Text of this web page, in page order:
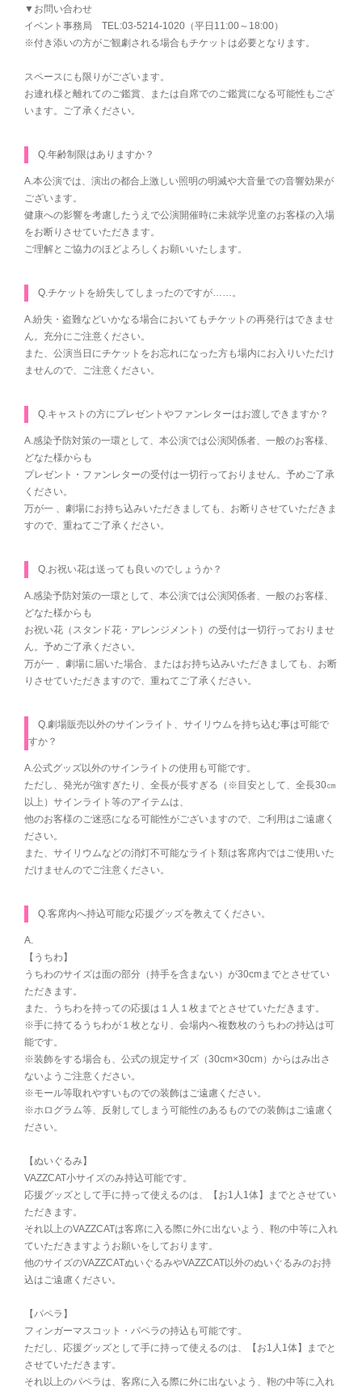
▼お問い合わせ
イベント事務局 TEL:03-5214-1020（平日11:00～18:00）
※付き添いの方がご観劇される場合もチケットは必要となります。
スペースにも限りがございます。
お連れ様と離れてのご鑑賞、または自席でのご鑑賞になる可能性もござ
います。ご了承ください。
Q.年齢制限はありますか？
A.本公演では、演出の都合上激しい照明の明滅や大音量での音響効果が
ございます。
健康への影響を考慮したうえで公演開催時に未就学児童のお客様の入場
をお断りさせていただきます。
ご理解とご協力のほどよろしくお願いいたします。
Q.チケットを紛失してしまったのですが……。
A.紛失・盗難などいかなる場合においてもチケットの再発行はできませ
ん。充分にご注意ください。
また、公演当日にチケットをお忘れになった方も場内にお入りいただけ
ませんので、ご注意ください。
Q.キャストの方にプレゼントやファンレターはお渡しできますか？
A.感染予防対策の一環として、本公演では公演関係者、一般のお客様、
どなた様からも
プレゼント・ファンレターの受付は一切行っておりません。予めご了承
ください。
万が一 、劇場にお持ち込みいただきましても、お断りさせていただきま
すので、重ねてご了承ください。
Q.お祝い花は送っても良いのでしょうか？
A.感染予防対策の一環として、本公演では公演関係者、一般のお客様、
どなた様からも
お祝い花（スタンド花・アレンジメント）の受付は一切行っておりませ
ん。予めご了承ください。
万が一 、劇場に届いた場合、またはお持ち込みいただきましても、お断
りさせていただきますので、重ねてご了承ください。
Q.劇場販売以外のサインライト、サイリウムを持ち込む事は可能で
すか？
A.公式グッズ以外のサインライトの使用も可能です。
ただし、発光が強すぎたり、全長が長すぎる（※目安として、全長30㎝
以上）サインライト等のアイテムは、
他のお客様のご迷惑になる可能性がございますので、ご利用はご遠慮く
ださい。
また、サイリウムなどの消灯不可能なライト類は客席内ではご使用いた
だけませんのでご注意ください。
Q.客席内へ持込可能な応援グッズを教えてください。
A.
【うちわ】
うちわのサイズは面の部分（持手を含まない）が30cmまでとさせてい
ただきます。
また、うちわを持っての応援は１人１枚までとさせていただきます。
※手に持てるうちわが１枚となり、会場内へ複数枚のうちわの持込は可
能です。
※装飾をする場合も、公式の規定サイズ（30cm×30cm）からはみ出さ
ないようご注意ください。
※モール等取れやすいものでの装飾はご遠慮ください。
※ホログラム等、反射してしまう可能性のあるものでの装飾はご遠慮く
ださい。
【ぬいぐるみ】
VAZZCAT小サイズのみ持込可能です。
応援グッズとして手に持って使えるのは、【お1人1体】までとさせてい
ただきます。
それ以上のVAZZCATは客席に入る際に外に出ないよう、鞄の中等に入れ
ていただきますようお願いをしております。
他のサイズのVAZZCATぬいぐるみやVAZZCAT以外のぬいぐるみのお持
込はご遠慮ください。
【パペラ】
フィンガーマスコット・パペラの持込も可能です。
ただし、応援グッズとして手に持って使えるのは、【お1人1体】までと
させていただきます。
それ以上のパペラは、客席に入る際に外に出ないよう、鞄の中等に入れ